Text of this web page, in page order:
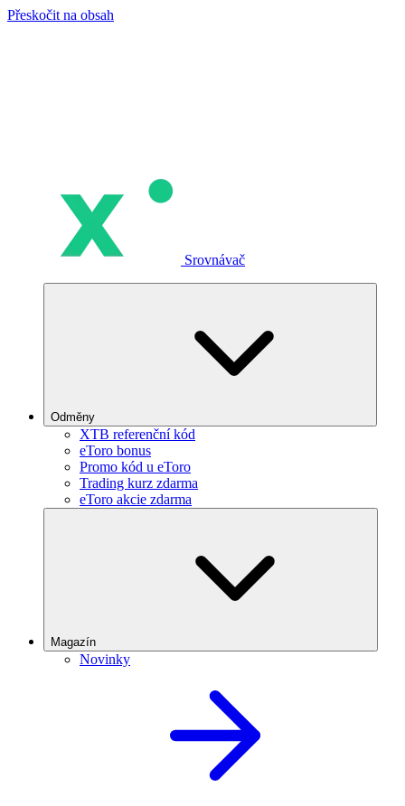
Přeskočit na obsah
Srovnávač
Odměny
XTB referenční kód
eToro bonus
Promo kód u eToro
Trading kurz zdarma
eToro akcie zdarma
Magazín
Novinky